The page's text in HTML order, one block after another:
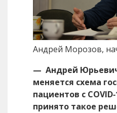
Андрей Морозов,
— Андрей
меняется схема
пациентов с
принято такое